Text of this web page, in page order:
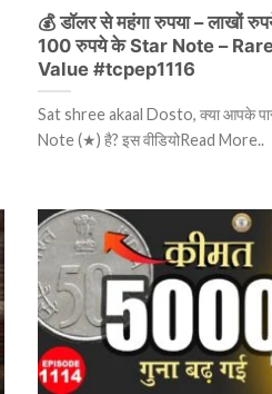
💰 डॉलर से महंगा रुपया – लाखों
100 रुपये के Star Note –
Value #tcpep1116
Sat shree akaal Dosto, क्या आपके
Note (★) है? इस वीडियोRead More..